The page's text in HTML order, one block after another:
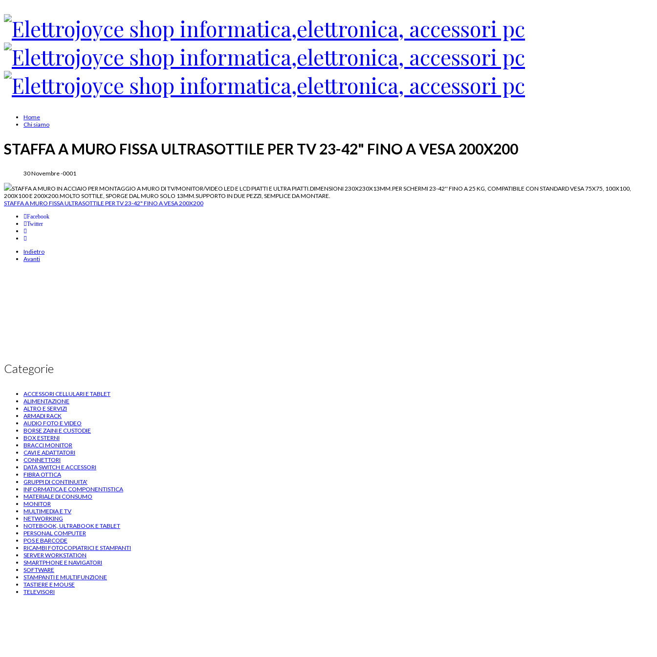
Home
Chi siamo
STAFFA A MURO FISSA ULTRASOTTILE PER TV 23-42" FINO A VESA 200X200
30 Novembre -0001
STAFFA A MURO IN ACCIAIO PER MONTAGGIO A MURO DI TV/MONITOR/VIDEO LED E LCD PIATTI E ULTRA PIATTI.DIMENSIONI 230X230X13MM.PER SCHERMI 23-42'' FINO A 25 KG, COMPATIBILE CON STANDARD VESA 75X75, 100X100,
200X100 E 200X200.MOLTO SOTTILE, SPORGE DAL MURO SOLO 13MM.SUPPORTO IN DUE PEZZI, SEMPLICE DA MONTARE.
STAFFA A MURO FISSA ULTRASOTTILE PER TV 23-42" FINO A VESA 200X200
Facebook
Twitter
Indietro
Avanti
Categorie
ACCESSORI CELLULARI E TABLET
ALIMENTAZIONE
ALTRO E SERVIZI
ARMADI RACK
AUDIO FOTO E VIDEO
BORSE ZAINI E CUSTODIE
BOX ESTERNI
BRACCI MONITOR
CAVI E ADATTATORI
CONNETTORI
DATA SWITCH E ACCESSORI
FIBRA OTTICA
GRUPPI DI CONTINUITA'
INFORMATICA E COMPONENTISTICA
MATERIALE DI CONSUMO
MONITOR
MULTIMEDIA E TV
NETWORKING
NOTEBOOK, ULTRABOOK E TABLET
PERSONAL COMPUTER
POS E BARCODE
RICAMBI FOTOCOPIATRICI E STAMPANTI
SERVER WORKSTATION
SMARTPHONE E NAVIGATORI
SOFTWARE
STAMPANTI E MULTIFUNZIONE
TASTIERE E MOUSE
TELEVISORI